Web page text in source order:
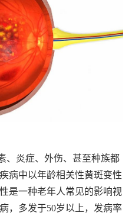
、炎症、外伤、甚至种族都
病中以年龄相关性黄斑变性
是一种老年人常见的影响视
，多发于50岁以上，发病率